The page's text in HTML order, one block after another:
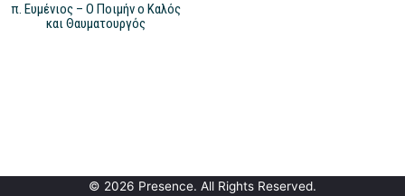
π. Ευμένιος – Ο Ποιμήν ο Καλός
και Θαυματουργός
© 2026 Presence. All Rights Reserved.